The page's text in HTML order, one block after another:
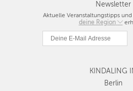
Newsletter
Aktuelle Veranstaltungstipps
deine Region
Berlin
München
Hamburg
Köln
Düsseldorf
KINDALING
Berlin